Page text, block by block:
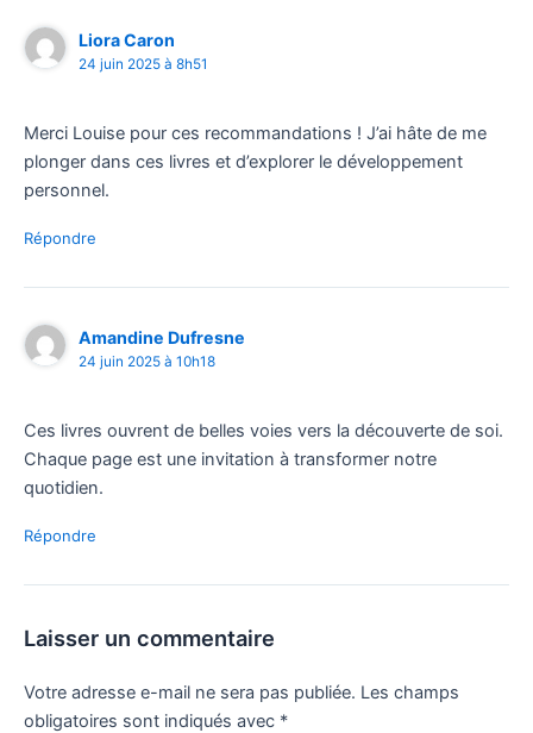
Liora Caron
24 juin 2025 à 8h51
Merci Louise pour ces recommandations ! J’ai hâte de me
plonger dans ces livres et d’explorer le développement
personnel.
Répondre
Amandine Dufresne
24 juin 2025 à 10h18
Ces livres ouvrent de belles voies vers la découverte de soi.
Chaque page est une invitation à transformer notre
quotidien.
Répondre
Laisser un commentaire
Votre adresse e-mail ne sera pas publiée. Les champs
obligatoires sont indiqués avec *